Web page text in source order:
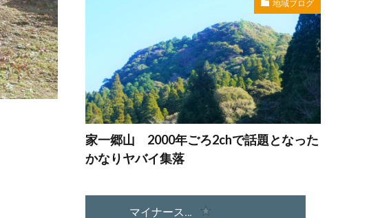
地域ブログ
家一郷山 2000年ごろ2chで話題となった
かなりヤバイ集落